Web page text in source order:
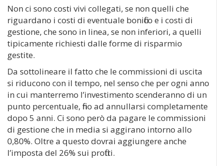
Non ci sono costi vivi collegati, se non quelli che
riguardano i costi di eventuale bonifico e i costi di
gestione, che sono in linea, se non inferiori, a quelli
tipicamente richiesti dalle forme di risparmio
gestite.
Da sottolineare il fatto che le commissioni di uscita
si riducono con il tempo, nel senso che per ogni anno
in cui manterremo l’investimento scenderanno di un
punto percentuale, fino ad annullarsi completamente
dopo 5 anni. Ci sono però da pagare le commissioni
di gestione che in media si aggirano intorno allo
0,80%. Oltre a questo dovrai aggiungere anche
l’imposta del 26% sui profitti.